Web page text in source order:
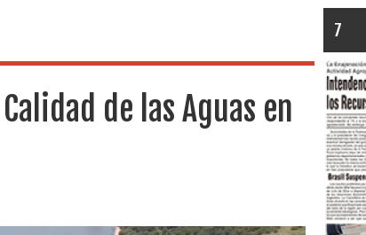
de las Aguas en